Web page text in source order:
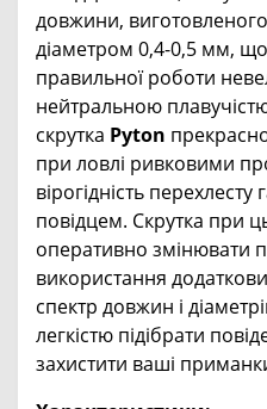
довжини,
діаметром 0,4-0,5 мм,
правильної роботи
нейтральною
скрутка Pyton
при ловлі ривковими
вірогідність перехлесту
повідцем. Скрутка при
оперативно змінювати
використання
спектр довжин і
легкістю підібрати
захистити ваші